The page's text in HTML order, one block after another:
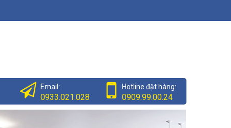
Email:
0933.021.028
Hotline đặt hàng:
0909.99.00.24